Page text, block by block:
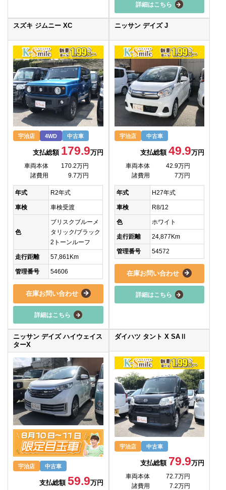
詳細はこちら
スズキ ジムニー XC
宇治店 4WD 中古車
支払総額 179.9万円
車両本体
170.2万円
諸費用
9.7万円
年式 R2年式
車検 車検受渡
色
ブリスクブルーメ
タリック/ブラック
2トーンルーフ
走行距離 57,861Km
管理番号 54606
在庫お問い合わせ
詳細はこちら
ニッサン デイズ J
宇治店 中古車
支払総額49.9万円
車両本体
42.9万円
諸費用
7万円
年式 H27年式
車検 R8/12
色 ホワイト
走行距離 24,877Km
管理番号 54572
在庫お問い合わせ
詳細はこちら
ニッサン デイズ ハイウェイス
ターX
宇治店 中古車
支払総額 59.9万円
ダイハツ タント X SAⅡ
宇治店 中古車
支払総額 79.9万円
車両本体
72.7万円
諸費用
7.2万円